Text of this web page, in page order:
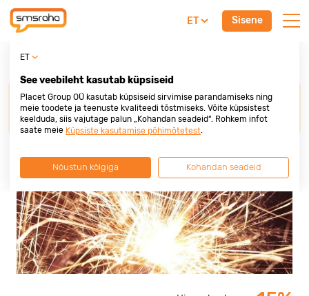
ET Sisene
Paugupood
Soodustuse saamiseks palume
esitada Placet
Group krediitkaartenne ostu või teenuse eest
tasumist.
ET
See veebileht kasutab küpsiseid
Placet Group OÜ kasutab küpsiseid sirvimise parandamiseks ning
meie toodete ja teenuste kvaliteedi tõstmiseks. Võite küpsistest
keelduda, siis vajutage palun „Kohandan seadeid“. Rohkem infot
saate meie Küpsiste kasutamise põhimõtetest.
Nõustun kõigiga Kohandan seadeid